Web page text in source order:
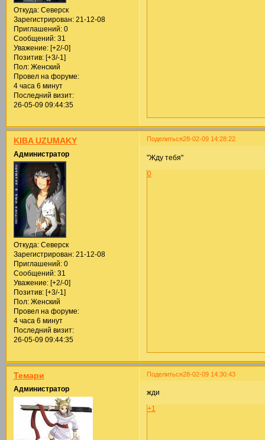
Откуда:Северск
Зарегистрирован: 21-12-08
Приглашений:0
Сообщений:31
Уважение: [+2/-0]
Позитив: [+3/-1]
Пол:Женский
Провел на форуме:
4 часа 6 минут
Последний визит:
26-05-09 09:44:35
Поделиться28-02-09 14:28:22
KIBA UZUMAKY
Администратор
Откуда:Северск
Зарегистрирован: 21-12-08
Приглашений:0
Сообщений:31
Уважение: [+2/-0]
Позитив: [+3/-1]
Пол:Женский
Провел на форуме:
4 часа 6 минут
Последний визит:
26-05-09 09:44:35
"Жду тебя"
0
Поделиться28-02-09 14:30:43
Темари
Администратор
жди
+1